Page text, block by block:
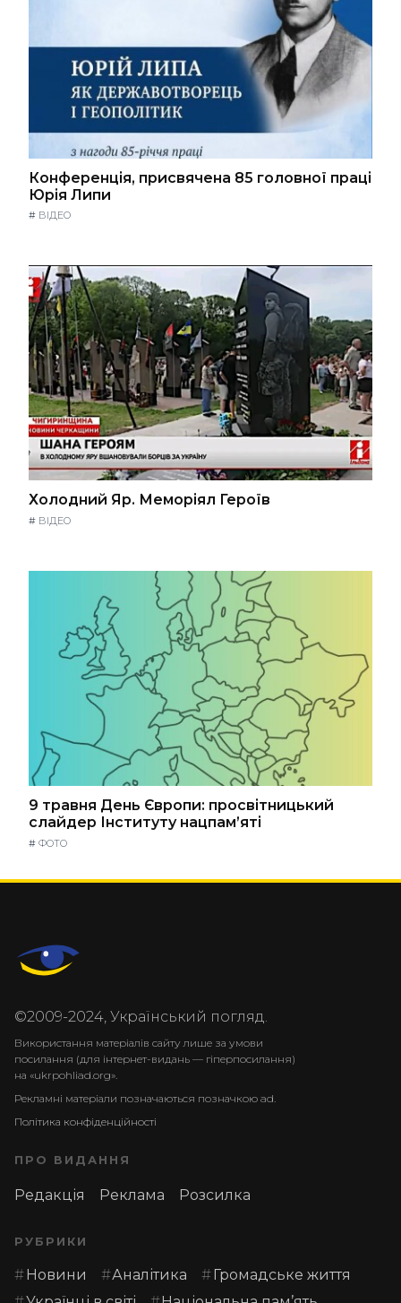
Конференція, присвячена 85 головної праці
Юрія Липи
# ВІДЕО
Холодний Яр. Меморіял Героїв
# ВІДЕО
9 травня День Європи: просвітницький
слайдер Інституту нацпам’яті
# ФОТО
©2009-2024, Український погляд.
Використання матеріалів сайту лише за умови
посилання (для інтернет-видань — гіперпосилання)
на «ukrpohliad.org».
Рекламні матеріали позначаються позначкою ad.
Політика конфіденційності
ПРО ВИДАННЯ
Редакція Реклама Розсилка
РУБРИКИ
Новини Аналітика
Громадське життя